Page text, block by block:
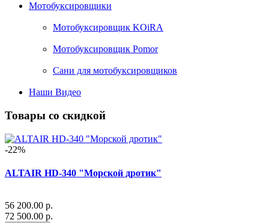
Мотобуксировщики
Мотобуксировщик KOiRA
Мотобуксировщик Pomor
Сани для мотобуксировщиков
Наши Видео
Товары со скидкой
-22%
ALTAIR HD-340 "Морской дротик"
56 200.00 р.
72 500.00 р.